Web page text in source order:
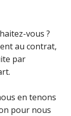
vous ?
au contrat,
par
en tenons
pour nous